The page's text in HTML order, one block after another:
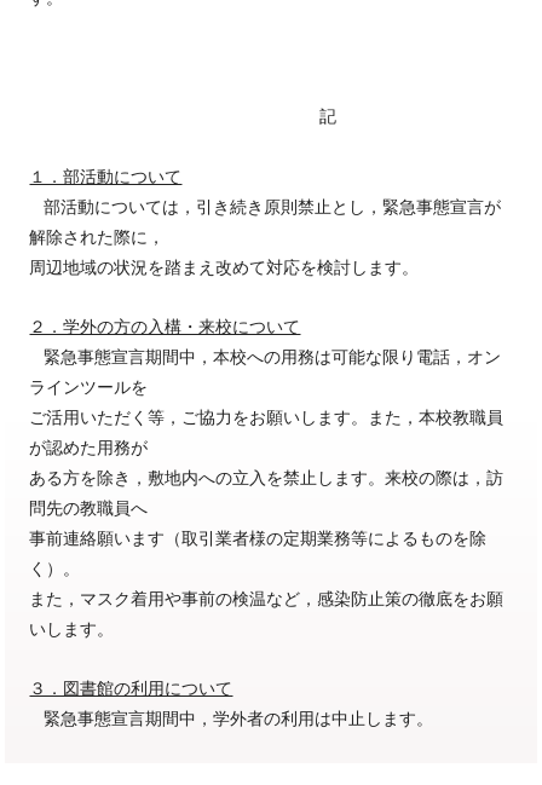
記
１．部活動について
部活動については，引き続き原則禁止とし，緊急事態宣言が
解除された際に，
周辺地域の状況を踏まえ改めて対応を検討します。
２．学外の方の入構・来校について
緊急事態宣言期間中，本校への用務は可能な限り電話，オン
ラインツールを
ご活用いただく等，ご協力をお願いします。また，本校教職員
が認めた用務が
ある方を除き，敷地内への立入を禁止します。来校の際は，訪
問先の教職員へ
事前連絡願います（取引業者様の定期業務等によるものを除
く）。
また，マスク着用や事前の検温など，感染防止策の徹底をお願
いします。
３．図書館の利用について
緊急事態宣言期間中，学外者の利用は中止します。